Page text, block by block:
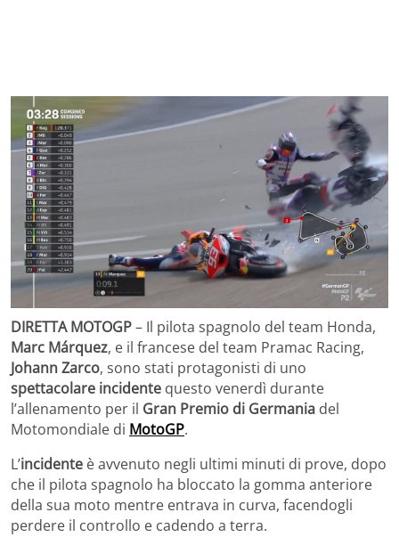
DIRETTA MOTOGP– Il pilota spagnolo del team Honda,
Marc Márquez, e il francese del team Pramac Racing,
Johann Zarco, sono stati protagonisti di uno
spettacolare incidente questo venerdì durante
l’allenamento per il Gran Premio di Germania del
Motomondiale di MotoGP.
L’incidente è avvenuto negli ultimi minuti di prove, dopo
che il pilota spagnolo ha bloccato la gomma anteriore
della sua moto mentre entrava in curva, facendogli
perdere il controllo e cadendo a terra.